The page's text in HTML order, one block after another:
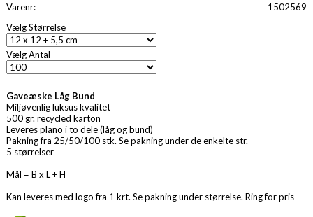
Varenr:
1502569
Vælg Størrelse
Vælg Antal
Gaveæske Låg Bund
Miljøvenlig luksus kvalitet
500 gr. recycled karton
Leveres plano i to dele (låg og bund)
Pakning fra 25/50/100 stk. Se pakning under de enkelte str.
5 størrelser
Mål = B x L + H
Kan leveres med logo fra 1 krt. Se pakning under størrelse. Ring for pris